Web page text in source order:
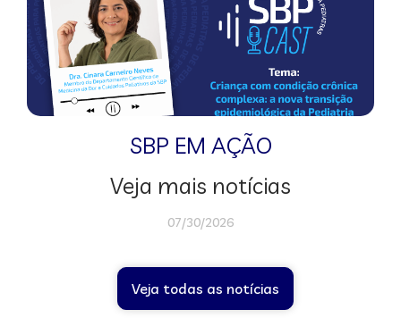
SBP EM AÇÃO
Veja mais notícias
07/30/2026
Veja todas as notícias